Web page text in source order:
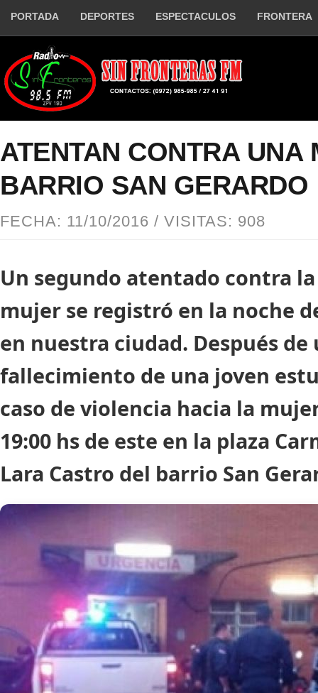
PORTADA DEPORTES ESPECTACULOS FRONTERA
ATENTAN CONTRA UNA
BARRIO SAN GERARDO
FECHA: 11/10/2016 / VISITAS: 908
Un segundo atentado contra
mujer se registró en la noche
en nuestra ciudad. Después de
fallecimiento de una joven
caso de violencia hacia la
19:00 hs de este en la plaza
Lara Castro del barrio San